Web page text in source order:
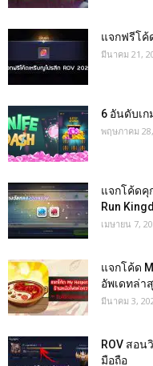
แจกฟรีโค้
มีนาคม 21,
6 อันดับเก
พฤษภาคม
แจกโค้ดคุ
Run
เมษายน 7,
แจกโค้ด
อัพเดทล่า
มีนาคม 3,
ROV สอ
มือถือ